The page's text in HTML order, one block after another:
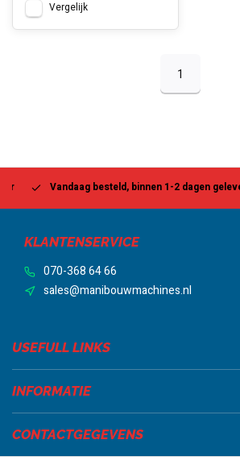
Vergelijk
1
Vandaag besteld, binnen 1-2 dagen geleverd*
KLANTENSERVICE
070-368 64 66
sales@manibouwmachines.nl
USEFULL LINKS
INFORMATIE
CONTACTGEGEVENS